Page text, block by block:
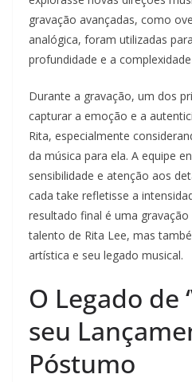
gravação avançadas, como
analógica, foram utilizadas
profundidade e a
Durante a gravação, um dos
capturar a emoção e a
Rita, especialmente
da música para ela. A equipe
sensibilidade e atenção aos
cada take refletisse a
resultado final é uma
talento de Rita Lee, mas
artística e seu legado musical.
O Legado de
seu
Póstumo